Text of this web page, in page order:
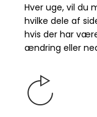
Hver uge, vil du
hvilke dele af
hvis der har
ændring eller